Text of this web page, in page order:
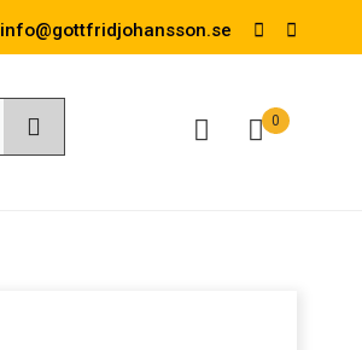
info@gottfridjohansson.se
0